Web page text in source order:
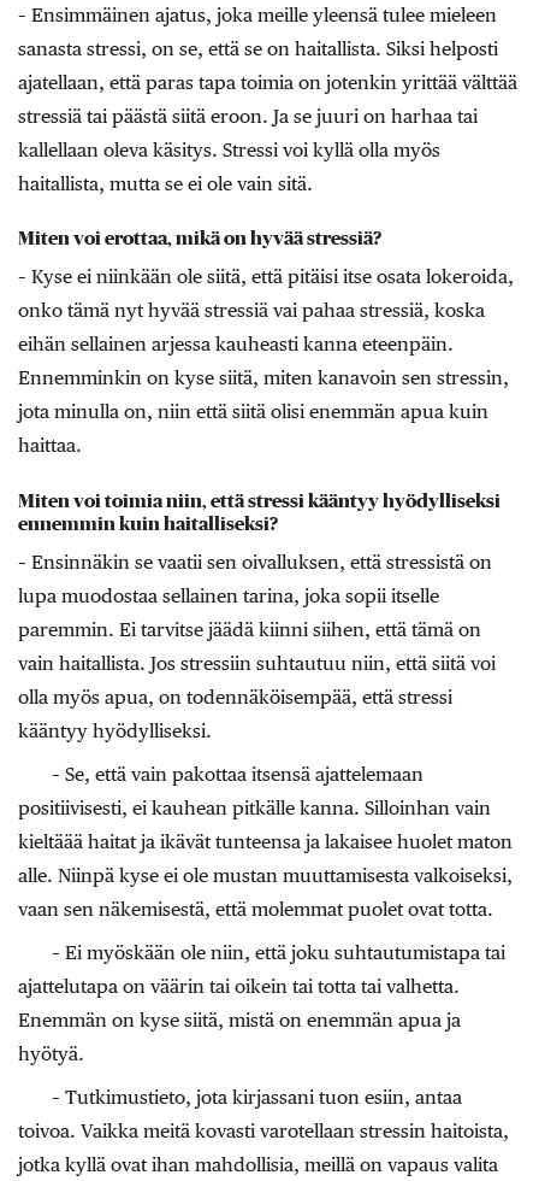
– Ensimmäinen ajatus, joka meille yleensä tulee mieleen
sanasta stressi, on se, että se on haitallista. Siksi helposti
ajatellaan, että paras tapa toimia on jotenkin yrittää välttää
stressiä tai päästä siitä eroon. Ja se juuri on harhaa tai
kallellaan oleva käsitys. Stressi voi kyllä olla myös
haitallista, mutta se ei ole vain sitä.
Miten voi erottaa, mikä on hyvää stressiä?
– Kyse ei niinkään ole siitä, että pitäisi itse osata lokeroida,
onko tämä nyt hyvää stressiä vai pahaa stressiä, koska
eihän sellainen arjessa kauheasti kanna eteenpäin.
Ennemminkin on kyse siitä, miten kanavoin sen stressin,
jota minulla on, niin että siitä olisi enemmän apua kuin
haittaa.
Miten voi toimia niin, että stressi kääntyy hyödylliseksi
ennemmin kuin haitalliseksi?
– Ensinnäkin se vaatii sen oivalluksen, että stressistä on
lupa muodostaa sellainen tarina, joka sopii itselle
paremmin. Ei tarvitse jäädä kiinni siihen, että tämä on
vain haitallista. Jos stressiin suhtautuu niin, että siitä voi
olla myös apua, on todennäköisempää, että stressi
kääntyy hyödylliseksi.
– Se, että vain pakottaa itsensä ajattelemaan
positiivisesti, ei kauhean pitkälle kanna. Silloinhan vain
kieltäää haitat ja ikävät tunteensa ja lakaisee huolet maton
alle. Niinpä kyse ei ole mustan muuttamisesta valkoiseksi,
vaan sen näkemisestä, että molemmat puolet ovat totta.
– Ei myöskään ole niin, että joku suhtautumistapa tai
ajattelutapa on väärin tai oikein tai totta tai valhetta.
Enemmän on kyse siitä, mistä on enemmän apua ja
hyötyä.
– Tutkimustieto, jota kirjassani tuon esiin, antaa
toivoa. Vaikka meitä kovasti varotellaan stressin haitoista,
jotka kyllä ovat ihan mahdollisia, meillä on vapaus valita